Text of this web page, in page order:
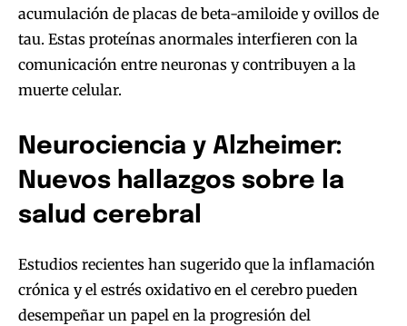
acumulación de placas de beta-amiloide y ovillos de
tau. Estas proteínas anormales interfieren con la
comunicación entre neuronas y contribuyen a la
muerte celular.
Neurociencia y Alzheimer:
Nuevos hallazgos sobre la
salud cerebral
Estudios recientes han sugerido que la inflamación
crónica y el estrés oxidativo en el cerebro pueden
desempeñar un papel en la progresión del